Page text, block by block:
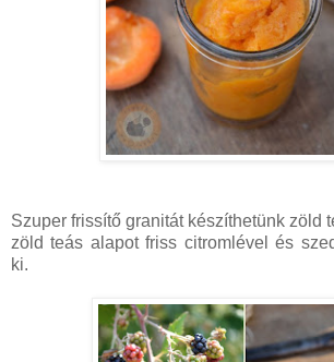
Szuper frissítő granitát készíthetünk zöld
zöld teás alapot friss citromlével és
ki.